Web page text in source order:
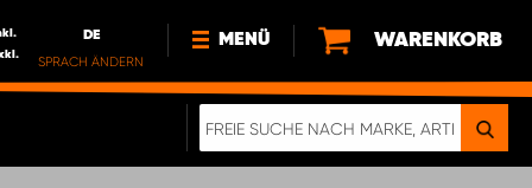
DE
SPRACH ÄNDERN
MENÜ
NEWS
WARENKORB